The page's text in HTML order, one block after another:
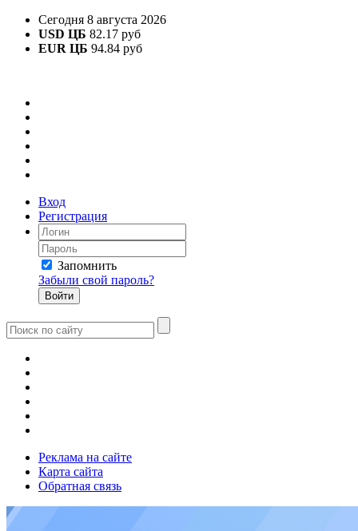
Сегодня 8 августа 2026
USD ЦБ 82.17 руб
EUR ЦБ 94.84 руб
Вход
Регистрация
Запомнить
Забыли свой пароль?
Реклама на сайте
Карта сайта
Обратная связь